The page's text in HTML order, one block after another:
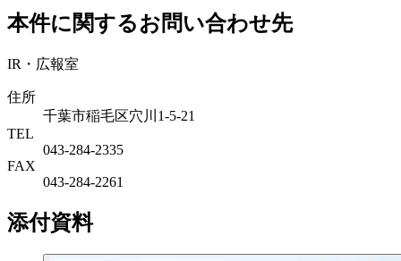
本件に関するお問い合わせ先
IR・広報室
住所
千葉市稲毛区穴川1-5-21
TEL
043-284-2335
FAX
043-284-2261
添付資料